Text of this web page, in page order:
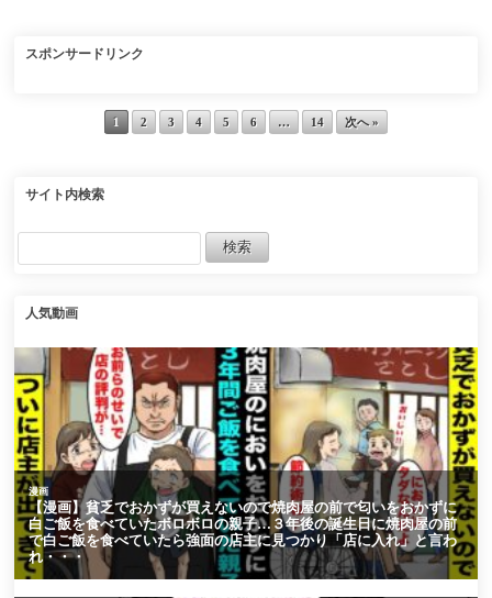
緩和傾向へ！す
との声も！しか
【PlayStation 5
Pro】
後、失意の俺は
「すごいじゃ
ん！」「美味し
スポンサードリンク
1 2 3 4 5 6 … 14 次へ »
サイト内検索
人気動画